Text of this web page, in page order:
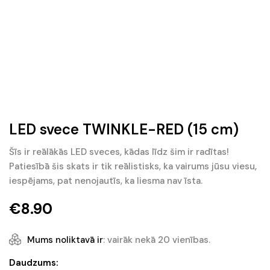
LED svece TWINKLE-RED (15 cm)
Šīs ir reālākās LED sveces, kādas līdz šim ir radītas!
Patiesībā šis skats ir tik reālistisks, ka vairums jūsu viesu,
iespējams, pat nenojautīs, ka liesma nav īsta.
€8.90
Mums noliktavā ir: vairāk nekā 20 vienības.
LED
Daudzums: